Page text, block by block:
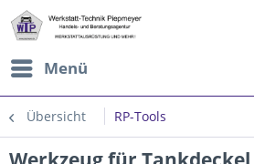
Menü
Übersicht RP-Tools